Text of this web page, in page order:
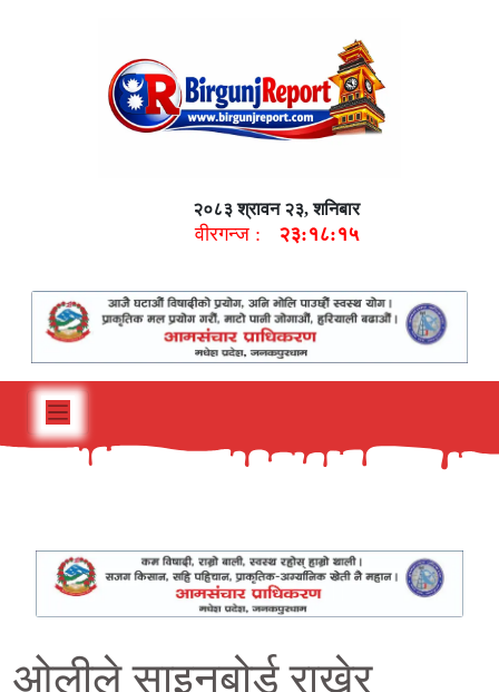
२०८३ श्रावन २३, शनिबार
वीरगन्ज : २३:१८:१६
ओलीले साइनबोर्ड राखेर